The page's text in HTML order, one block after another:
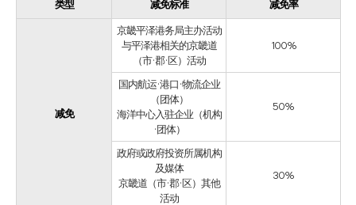
类型 减免标准 减免率
减免
京畿平泽港务局主办活动
与平泽港相关的京畿道
（市·郡·区）活动
100%
国内航运·港口·物流企业
（团体）
海洋中心入驻企业（机构
·团体）
50%
政府或政府投资所属机构
及媒体
京畿道（市·郡·区）其他
活动
30%